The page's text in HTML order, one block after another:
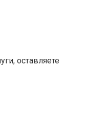
оставляете